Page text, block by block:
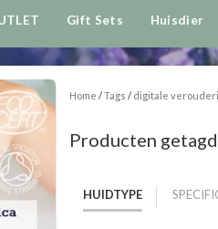
Gift Sets Huisdier
Home /Tags / digitale
Producten
HUIDTYPE